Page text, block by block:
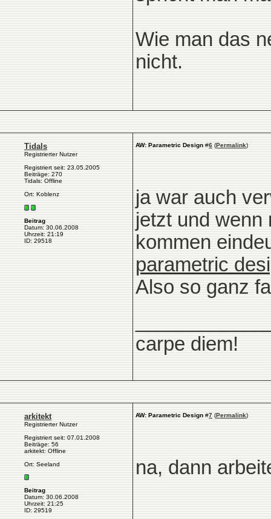
Wie man das
nicht.
Tidals
Registrierter Nutzer
Registriert seit: 23.05.2005
Beiträge: 270
Tidals: Offline
Ort: Koblenz
Beitrag
Datum: 30.06.2008
Uhrzeit: 21:19
ID: 29518
AW: Parametric Design #6 (Permalink)
ja war auch
jetzt und wenn
kommen
parametric
Also so ganz
carpe diem!
arkitekt
Registrierter Nutzer
Registriert seit: 07.01.2008
Beiträge: 56
arkitekt: Offline
Ort: Seeland
Beitrag
Datum: 30.06.2008
Uhrzeit: 21:25
ID: 29519
AW: Parametric Design #7 (Permalink)
na, dann